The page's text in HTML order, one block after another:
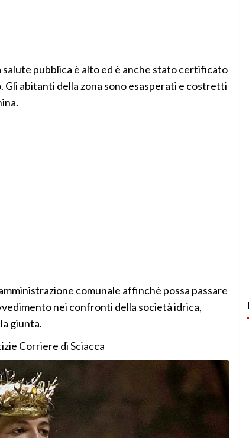
salute pubblica è alto ed è anche stato certificato
Gli abitanti della zona sono esasperati e costretti
comunale affinchè possa passare
nei confronti della società idrica,
giunta.